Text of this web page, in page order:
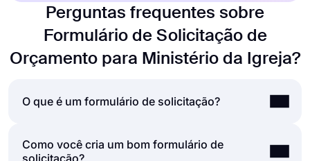
Perguntas frequentes sobre
Formulário de Solicitação de
Orçamento para Ministério da Igreja?
O que é um formulário de solicitação?
Um formulário de solicitação é um documento
Como você cria um bom formulário de